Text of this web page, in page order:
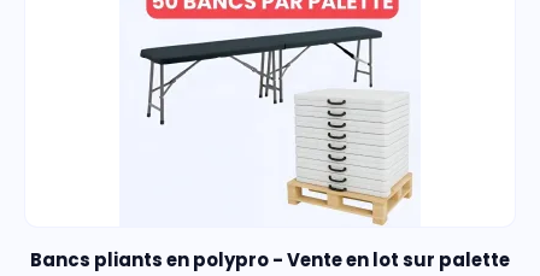
Bancs pliants en polypro - Vente en lot sur palette